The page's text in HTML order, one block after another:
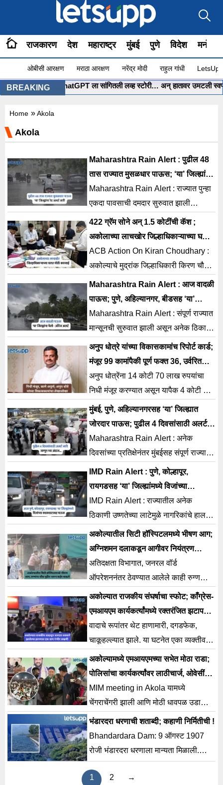
राजकारण देश महाराष्ट्र मुंबई पुणे विदेश
ओबीसी आरक्षण मराठा आरक्षण नरेंद्र मोदी राहुल गांधी
BREAKING
मुंबईच्या पोरीनं ChatGPT ला सांगितली लव्ह स्टोरी… अन् हातावर उमटली
Home »Akola
Akola
Maharashtra Rain Alert : पुढील 48
तास राज्यात मुसळधार पाऊस; ‘या’ जिल्ह्यांना
रेड अलर्ट जारी
Maharashtra Rain Alert : राज्यात पुन्हा
एकदा पावसाची दमदार सुरुवात झाली
असल्याने शेतकऱ्यांसह अनेकांना मोठा दिलासा
मिळाला आहे.
422 ग्रॅम सोने अन् 1.5 कोटींची कॅश ;
अकोलाच्या लाचखोर जिल्हाधिकाऱ्याच्या घरात
आणखी काय- काय?
ACB Action On Kiran Choudhary :
अकोल्याचे मुद्रांक जिल्हाधिकारी किरण चौधरी
यांच्या अडचणीत वाढ होताना दिसत आहे.
लाचखोरीच्या प्रकरणात
Maharashtra Rain Alert : आज वादळी
पाऊस; पुणे, अहिल्यानगर, बीडसह ‘या’
जिल्ह्यांना येलो – ऑरेंज अलर्ट
Maharashtra Rain Alert : संपूर्ण राज्यात
मान्सूनची सुरुवात झाली असून अनेक ठिकाणी
विजांसह वादळी पाऊस पाहायला मिळत आहे.
अनुप धोत्रे यांच्या विकासकामांच रिपोर्ट कार्ड;
मंजूर 99 कामांपैकी पूर्ण फक्त 36, उर्वरित
कामांचे काय?
अनुप धोत्रेंना 14 कोटी 70 लाख रुपयांचा
निधी मंजूर करण्यात असून यापैक 4 कोटी 13
लाख 41 हजार 78 रुपये इतकाच निधी खर्च
करण्यात आला आहे.
मुंबई, पुणे, अहिल्यानगरसह ‘या’ जिल्ह्यात
जोरदार पाऊस; पुढील 4 दिवसांसाठी अलर्ट
जारी; जाणून घ्या अंदाज
Maharashtra Rain Alert : अनेक
दिवसांच्या प्रतिक्षेनंतर मुंबईसह संपूर्ण राज्यात
मान्सूनचे आगमन झाले असून पश्चिम महाराष्ट्र
आणि मुंबईत मुसळधार
IMD Rain Alert : पुणे, कोल्हापूर,
रायगडसह ‘या’ जिल्ह्यांमध्ये विजांच्या
कडकडाटासह पाऊस; अलर्ट जारी
IMD Rain Alert : राज्यातील अनेक
ठिकाणी उष्णतेच्या लाटेमुळे नागरिकांचे हाल
होताना दिसत आहे. तर दुसरीकडे 22 मे पासून
राज्यातील काही भागात
अकोल्यातील सिटी हॉस्पिटलमध्ये भीषण आग;
अग्निशमन दलाकडून आगीवर नियंत्रण
मिळवण्याचे प्रयत्न सुरू
अतिदक्षता विभागात, जनरल वॉर्ड
ऑपरेशननंतर ठेवण्यात आलेले काही रुग्ण
देखील रुग्णालयात उपस्थित असल्याने
प्रशासनाची मोठी धावपळ उडाली.
अकोल्यात राजकीय संघर्षाचा स्फोट; काँग्रेस-
एमआयएम कार्यकर्त्यांमध्ये रक्तरंजित झटापट,
एकाची प्रकृती गंभीर
वादाचे रूपांतर थेट हाणामारी, दगडफेक,
चाकूहल्ल्यात झाले. या घटनेत एका व्यक्तीवर
धारधार शस्त्राने हल्ला करण्यात आला असून
तो गंभीर जखमी झाला.
अकोल्यामध्ये एमआयएमच्या सभेत मोठा राडा;
पोलिसांचा कार्यकर्त्यांवर लाठीचार्ज, ओवेसींनी
घेतला काढता पाय
MIM meeting in Akola यामध्ये
चेंगराचेंगरी झाली आणि मोठी धावपळ उडाली.
या पार्श्वभूमीवर पोलिसांनी कार्यकर्त्यांवर लाठी
चार्ज केला.
भंडारदरा धरणाची शताब्दी; कहाणी निर्मितीची !
Bhandardara Dam: 9 ऑगस्ट 1907
रोजी भंडारदरा धरणाला मान्यता मिळाली.
एप्रिल 1910 मध्ये.
1 2 →